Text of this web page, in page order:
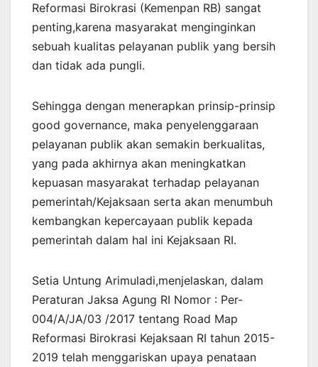
Reformasi Birokrasi (Kemenpan RB) sangat
penting,karena masyarakat menginginkan
sebuah kualitas pelayanan publik yang bersih
dan tidak ada pungli.
Sehingga dengan menerapkan prinsip-prinsip
good governance, maka penyelenggaraan
pelayanan publik akan semakin berkualitas,
yang pada akhirnya akan meningkatkan
kepuasan masyarakat terhadap pelayanan
pemerintah/Kejaksaan serta akan menumbuh
kembangkan kepercayaan publik kepada
pemerintah dalam hal ini Kejaksaan RI.
Setia Untung Arimuladi,menjelaskan, dalam
Peraturan Jaksa Agung RI Nomor : Per-
004/A/JA/03 /2017 tentang Road Map
Reformasi Birokrasi Kejaksaan RI tahun 2015-
2019 telah menggariskan upaya penataan